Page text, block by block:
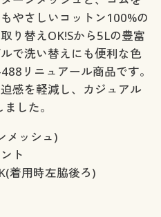
やさしいコットン100%の
り替えOK!Sから5Lの豊富
で洗い替えにも便利な色
リニュアール商品です。
感を軽減し、カジュアル
した。
メッシュ)
ト
着用時左脇後ろ)